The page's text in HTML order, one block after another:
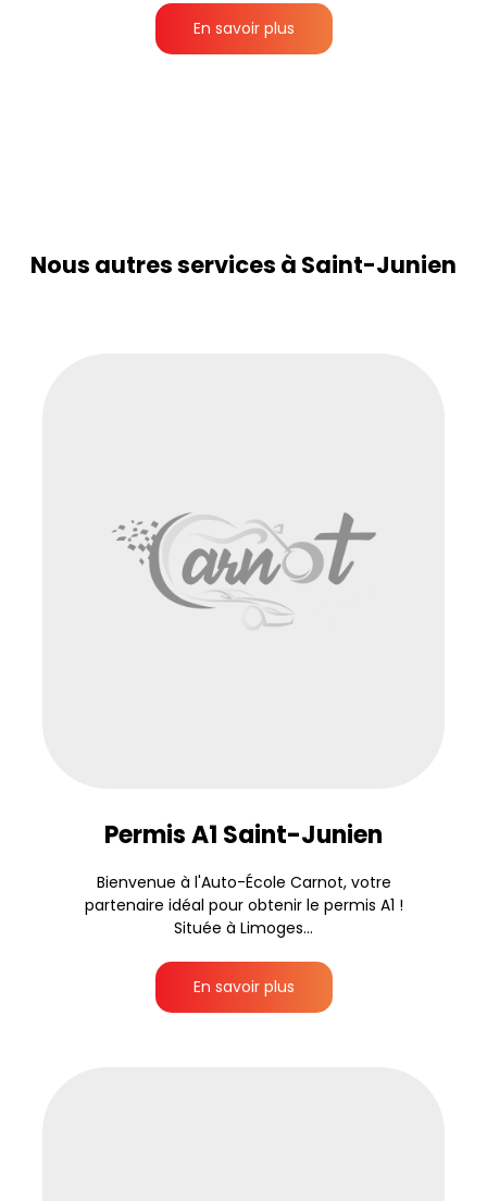
En savoir plus
Nous autres services à Saint-Junien
Permis A1 Saint-Junien
Bienvenue à l'Auto-École Carnot, votre
partenaire idéal pour obtenir le permis A1 !
Située à Limoges...
En savoir plus